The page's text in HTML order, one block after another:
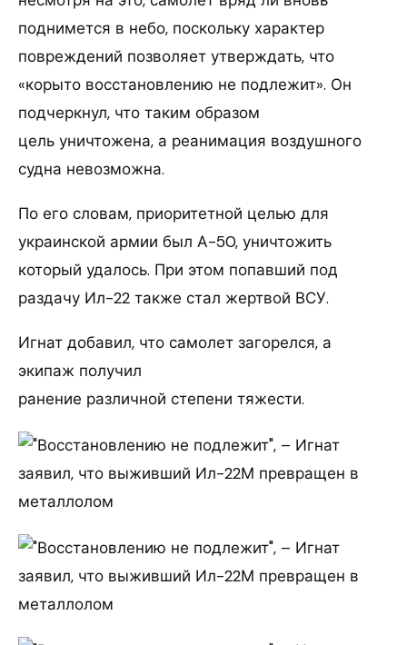
поднимется в небо, поскольку характер
повреждений позволяет утверждать, что
«корыто восстановлению не подлежит». Он
подчеркнул, что таким образом
цель уничтожена, а реанимация воздушного
судна невозможна.
По его словам, приоритетной целью для
украинской армии был А-50, уничтожить
который удалось. При этом попавший под
раздачу Ил-22 также стал жертвой ВСУ.
Игнат добавил, что самолет загорелся, а
экипаж получил
ранение различной степени тяжести.